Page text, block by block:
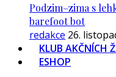
Podzim–zima s
barefoot bot
redakce 26.
KLUB AKČNÍCH
ESHOP